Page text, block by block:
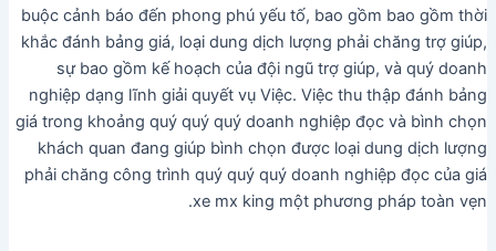
buộc cảnh báo đến phong phú yếu tố, bao gồm bao gồm thời
khắc đánh bảng giá, loại dung dịch lượng phải chăng trợ giúp,
sự bao gồm kế hoạch của đội ngũ trợ giúp, và quý doanh
nghiệp dạng lĩnh giải quyết vụ Việc. Việc thu thập đánh bảng
giá trong khoảng quý quý quý doanh nghiệp đọc và bình chọn
khách quan đang giúp bình chọn được loại dung dịch lượng
phải chăng công trình quý quý quý doanh nghiệp đọc của giá
xe mx king một phương pháp toàn vẹn.